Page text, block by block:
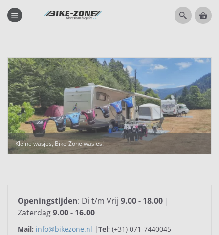
menu
Kleine wasjes, Bike-Zone wasjes!
Openingstijden: Di t/m Vrij 9.00 - 18.00 |
Zaterdag9.00 - 16.00
Mail: info@bikezone.nl |Tel: (+31) 071-7440045